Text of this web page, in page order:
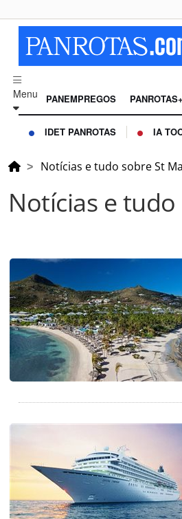
Menu PANEMPREGOS PANROTAS+
IDET PANROTAS IA
Notícias e tudo sobre St
Notícias e